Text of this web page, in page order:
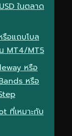
ในตลาด
อแถบโบล
น MT4/MT5
หรือ
หรือ
ที่เหมาะกับ